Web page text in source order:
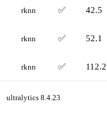
rknn ✅ 42.5
rknn ✅ 52.1
rknn ✅ 112.2
ultralytics 8.4.23